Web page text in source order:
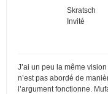
Skratsch
Invité
J’ai un peu la même
n’est pas abordé de
l’argument fonctionne.